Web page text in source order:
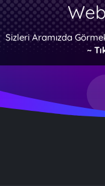
Sizleri Aramızda
~